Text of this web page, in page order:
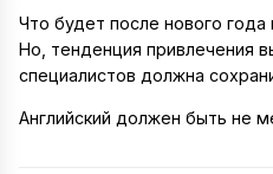
Что будет после нового
Но, тенденция привлечения
специалистов должна
Английский должен быть не